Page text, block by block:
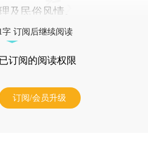
民俗风情。
字 订阅后继续阅读
订阅的阅读权限
订阅/会员升级